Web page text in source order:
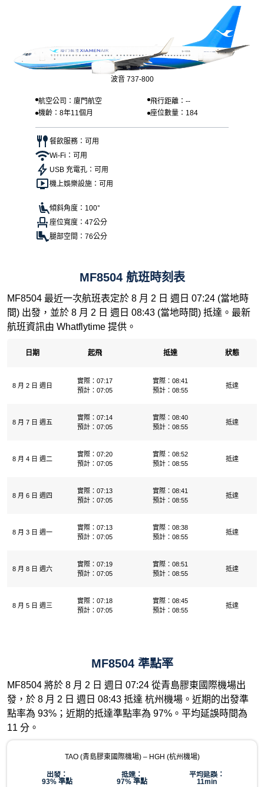
波音 737-800
航空公司：廈門航空
飛行距離：--
機齡：8年11個月
座位數量：184
餐飲服務：可用
Wi-Fi：可用
USB 充電孔：可用
機上娛樂設施：可用
傾斜角度：100°
座位寬度：47公分
腿部空間：76公分
MF8504 航班時刻表
MF8504 最近一次航班表定於 8 月 2 日 週日 07:24 (當地時
間) 出發，並於 8 月 2 日 週日 08:43 (當地時間) 抵達。最新
航班資訊由 Whatflytime 提供。
日期 起飛 抵達 狀態
8 月 2 日 週日
實際：07:17
預計：07:05
實際：08:41
預計：08:55
抵達
8 月 7 日 週五
實際：07:14
預計：07:05
實際：08:40
預計：08:55
抵達
8 月 4 日 週二
實際：07:20
預計：07:05
實際：08:52
預計：08:55
抵達
8 月 6 日 週四
實際：07:13
預計：07:05
實際：08:41
預計：08:55
抵達
8 月 3 日 週一
實際：07:13
預計：07:05
實際：08:38
預計：08:55
抵達
8 月 8 日 週六
實際：07:19
預計：07:05
實際：08:51
預計：08:55
抵達
8 月 5 日 週三
實際：07:18
預計：07:05
實際：08:45
預計：08:55
抵達
MF8504 準點率
MF8504 將於 8 月 2 日 週日 07:24 從青島膠東國際機場出
發，於 8 月 2 日 週日 08:43 抵達 杭州機場。近期的出發準
點率為 93%；近期的抵達準點率為 97%。平均延誤時間為
11 分。
TAO (青島膠東國際機場) – HGH (杭州機場)
出發：
93% 準點
抵達：
97% 準點
平均延誤：
11min